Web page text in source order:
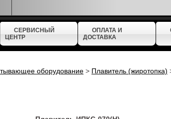
СЕРВИСНЫЙ
ЦЕНТР
ОПЛАТА И
ДОСТАВКА
оборудование > Плавитель (жиротопка)